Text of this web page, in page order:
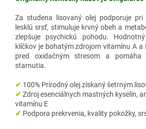
Za studena lisovaný olej podporuje pri
lesklú srsť, stimuluje krvný obeh a
zlepšuje psychickú pohodu.
klíčkov je bohatým zdrojom vitamínu A a
pred oxidačným stresom a pomáha
starnutia.
✔ 100% Prírodný olej získaný šetrným
✔ Zdroj esenciálnych mastných kyselín,
vitamínu E
✔ Podpora prekrvenia, kvality pokožky,